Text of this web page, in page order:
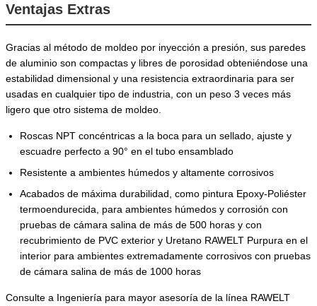
Ventajas Extras
Gracias al método de moldeo por inyección a presión, sus paredes
de aluminio son compactas y libres de porosidad obteniéndose una
estabilidad dimensional y una resistencia extraordinaria para ser
usadas en cualquier tipo de industria, con un peso 3 veces más
ligero que otro sistema de moldeo.
Roscas NPT concéntricas a la boca para un sellado, ajuste y
escuadre perfecto a 90° en el tubo ensamblado
Resistente a ambientes húmedos y altamente corrosivos
Acabados de máxima durabilidad, como pintura Epoxy-Poliéster
termoendurecida, para ambientes húmedos y corrosión con
pruebas de cámara salina de más de 500 horas y con
recubrimiento de PVC exterior y Uretano RAWELT Purpura en el
interior para ambientes extremadamente corrosivos con pruebas
de cámara salina de más de 1000 horas
Consulte a Ingeniería para mayor asesoría de la línea RAWELT